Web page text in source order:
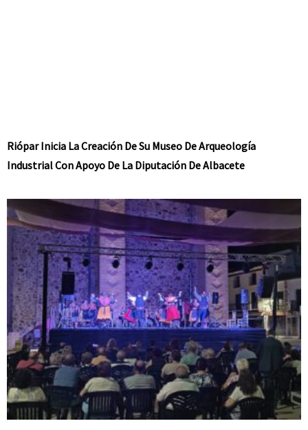
Riópar Inicia La Creación De Su Museo De Arqueología
Industrial Con Apoyo De La Diputación De Albacete